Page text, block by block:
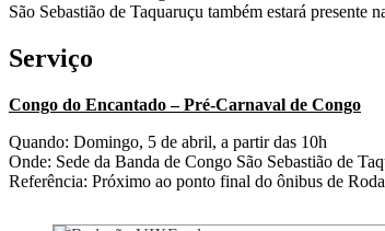
São Sebastião de Taquaruçu também estará presente
Serviço
Congo do Encantado – Pré-Carnaval de Congo
Quando: Domingo, 5 de abril, a partir das 10h
Onde: Sede da Banda de Congo São Sebastião de
Referência: Próximo ao ponto final do ônibus de